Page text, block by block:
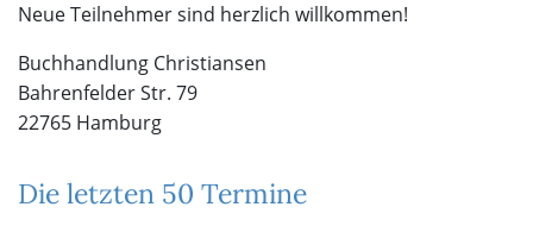
Neue Teilnehmer sind herzlich willkommen!
Buchhandlung Christiansen
Bahrenfelder Str. 79
22765 Hamburg
Die letzten 50 Termine